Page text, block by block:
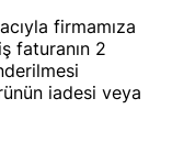
firmamıza
faturanın 2
iadesi veya